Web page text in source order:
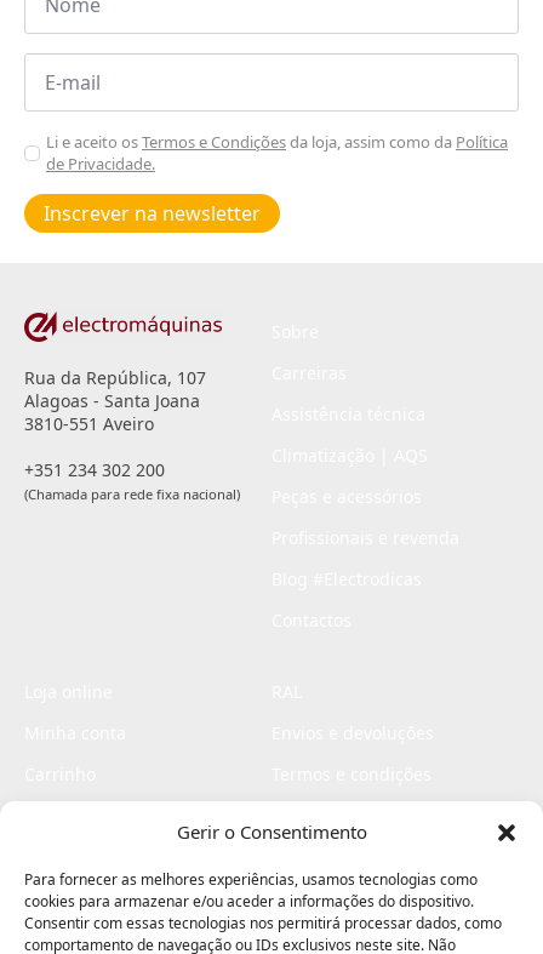
Gerir o Consentimento
Para fornecer as melhores experiências, usamos tecnologias como
cookies para armazenar e/ou aceder a informações do dispositivo.
Consentir com essas tecnologias nos permitirá processar dados, como
comportamento de navegação ou IDs exclusivos neste site. Não
Email
Aceitar
Poiticas
de
privacidade
Li e aceito osTermos e Condiçõesda loja, assim como da Política
de Privacidade.
Inscrever na newsletter
Rua da República, 107
Alagoas - Santa Joana
3810-551 Aveiro
+351 234 302 200
(Chamada para rede fixa nacional)
Livro de elogios